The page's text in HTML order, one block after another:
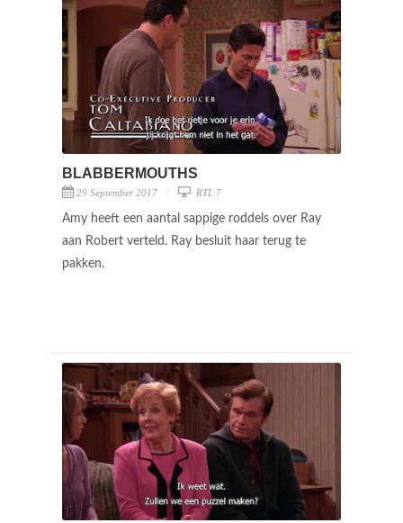
BLABBERMOUTHS
29 September 2017 RTL 7
Amy heeft een aantal sappige roddels over Ray
aan Robert verteld. Ray besluit haar terug te
pakken.